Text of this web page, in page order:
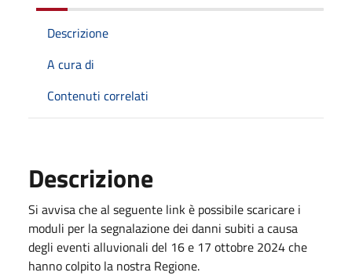
Descrizione
A cura di
Contenuti correlati
Descrizione
Si avvisa che al seguente link è possibile scaricare i
moduli per la segnalazione dei danni subiti a causa
degli eventi alluvionali del 16 e 17 ottobre 2024 che
hanno colpito la nostra Regione.